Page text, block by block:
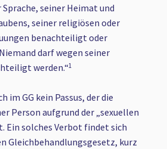
Sprache, seiner Heimat und
seiner religiösen oder
benachteiligt oder
darf wegen seiner
werden.“1
im GG kein Passus, der die
Person aufgrund der „sexuellen
Ein solches Verbot findet sich
Gleichbehandlungsgesetz, kurz